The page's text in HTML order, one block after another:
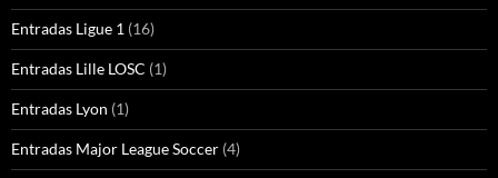
Entradas Ligue 1 (16)
Entradas Lille LOSC (1)
Entradas Lyon (1)
Entradas Major League Soccer (4)